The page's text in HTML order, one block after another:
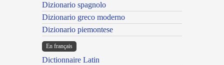
Dizionario spagnolo
Dizionario greco moderno
Dizionario piemontese
En français
Dictionnaire Latin